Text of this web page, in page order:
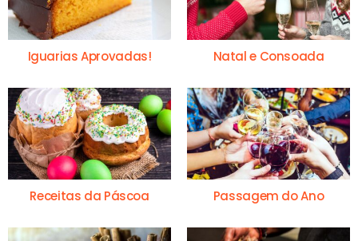
Iguarias Aprovadas! Natal e Consoada
Receitas da Páscoa Passagem do Ano